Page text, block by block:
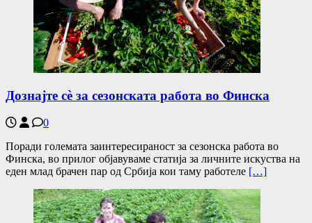
Дознајте сѐ за сезонската работа во Финска
0
Поради големата заинтересираност за сезонска работа во
Финска, во прилог објавуваме статија за личните искуства на
еден млад брачен пар од Србија кои таму работеле […]